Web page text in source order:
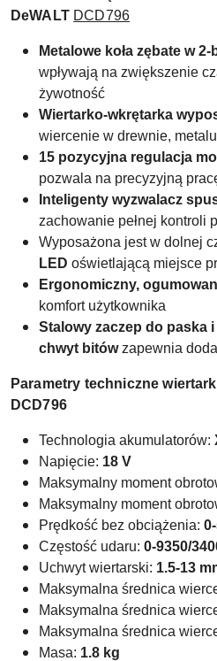
DeWALT DCD796
Metalowe koła zębate w
wpływają na zwiększenie
żywotność
Wiertarko-wkrętarka
wiercenie w drewnie,
15 pozycyjna regulacja
pozwala na precyzyjną
Inteligenty wyzwalacz
zachowanie pełnej kontroli
Wyposażona jest w dolnej
LED oświetlającą miejsce
Ergonomiczny,
komfort użytkownika
Stalowy zaczep do paska
chwyt bitówzapewnia
Parametry techniczne
DCD796
Technologia akumulatorów:
Napięcie: 18 V
Maksymalny moment
Maksymalny moment
Prędkość bez obciążenia:
Częstość udaru: 0-9350/
Uchwyt wiertarski: 1.5-13
Maksymalna średnica
Maksymalna średnica
Maksymalna średnica
Masa: 1.8 kg